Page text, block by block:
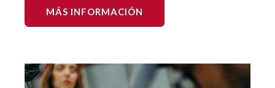
MÁS INFORMACIÓN